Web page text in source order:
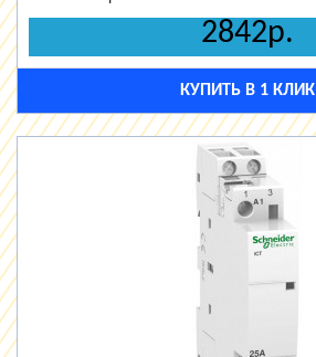
2842р.
КУПИТЬ В 1 КЛИК